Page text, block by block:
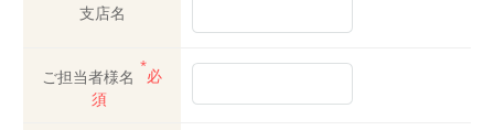
支店名
ご担当者様名
*
必
須